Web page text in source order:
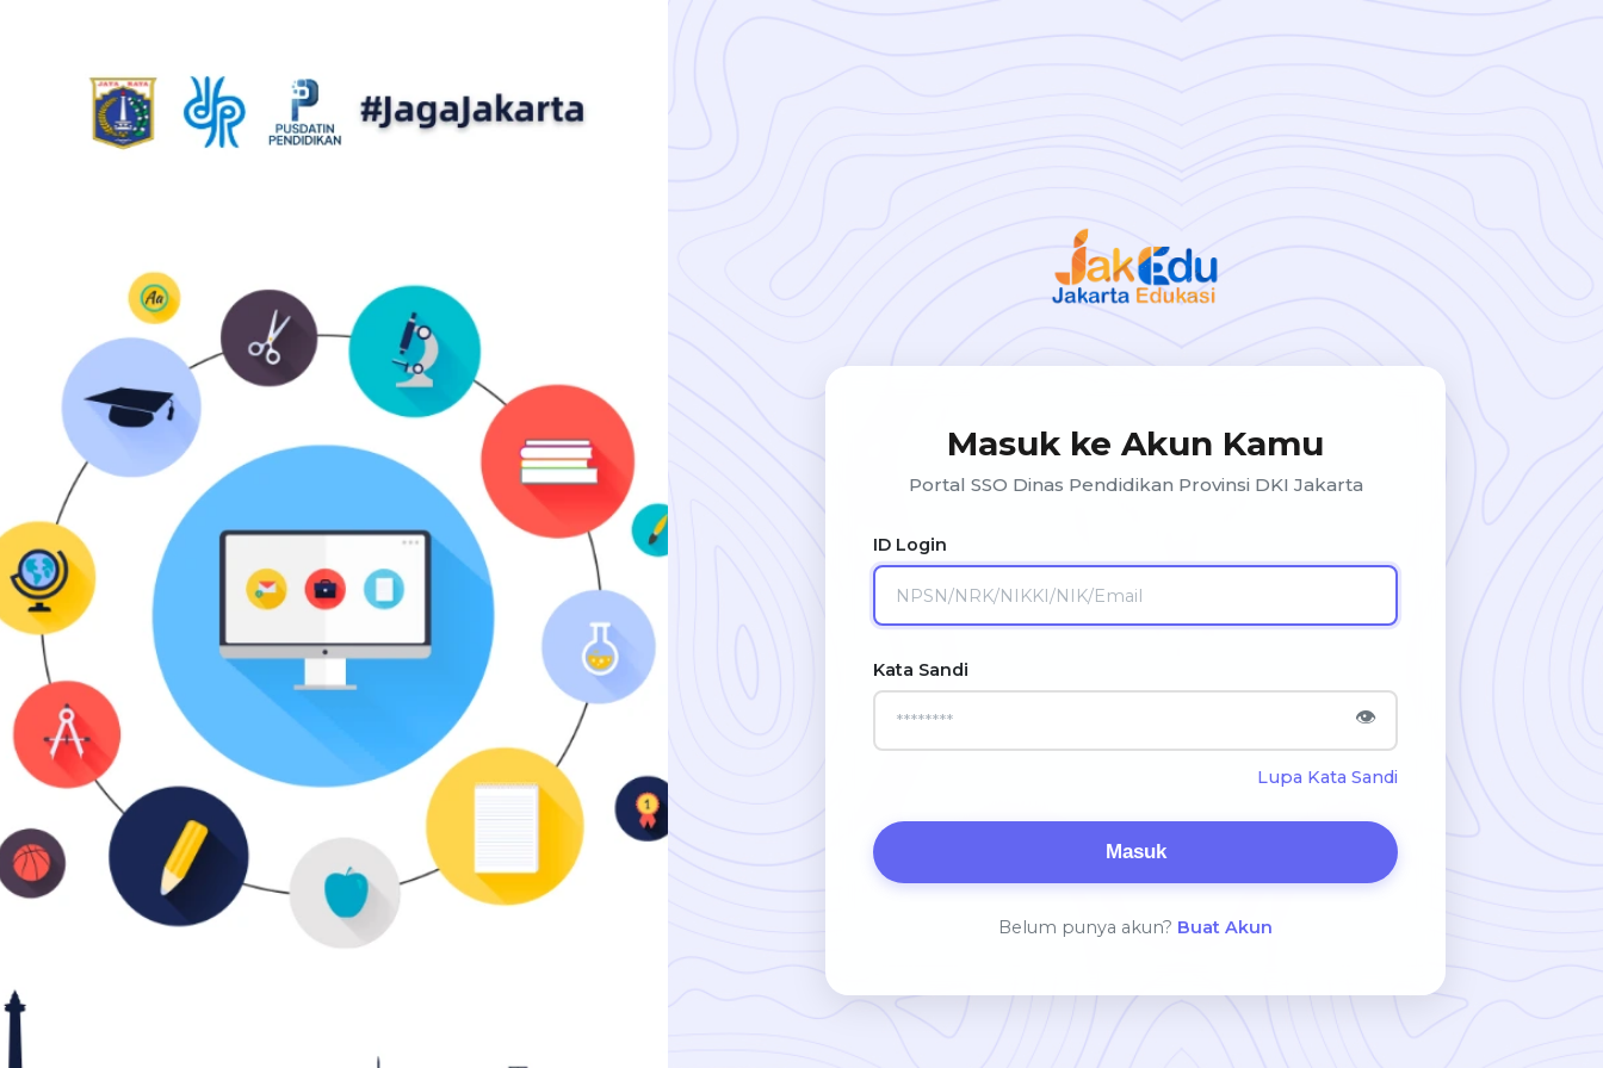
Masuk ke Akun Kamu
Portal SSO Dinas Pendidikan Provinsi DKI Jakarta
ID Login
Kata Sandi
👁️
Lupa Kata Sandi
Belum punya akun? Buat Akun